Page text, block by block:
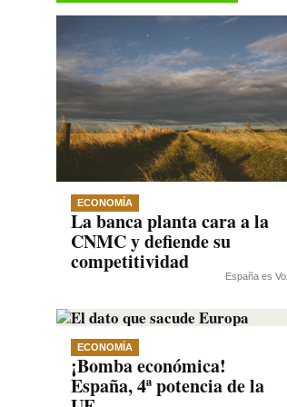
ppm nk
ECONOMÍA
La banca planta cara a la
CNMC y defiende su
competitividad
España es
ECONOMÍA
¡Bomba económica!
España, 4ª potencia de la